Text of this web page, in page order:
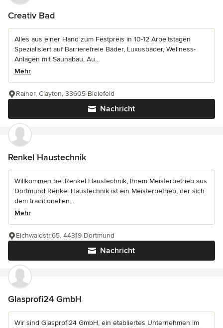
Creativ Bad
Alles aus einer Hand zum Festpreis in 10-12 Arbeitstagen
Spezialisiert auf Barrierefreie Bäder, Luxusbäder, Wellness-
Anlagen mit Saunabau, Au...
Mehr
Nachricht
Rainer, Clayton, 33605 Bielefeld
Renkel Haustechnik
Willkommen bei Renkel Haustechnik, Ihrem Meisterbetrieb aus
Dortmund Renkel Haustechnik ist ein Meisterbetrieb, der sich
dem traditionellen...
Mehr
Nachricht
Eichwaldstr.65, 44319 Dortmund
Glasprofi24 GmbH
Wir sind Glasprofi24 GmbH, ein etabliertes Unternehmen im